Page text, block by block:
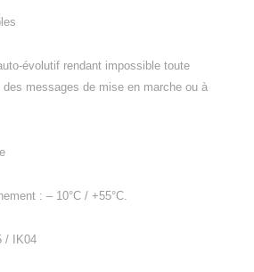
évolutif rendant impossible toute
messages de mise en marche ou à
: – 10°C / +55°C.
/ IK04